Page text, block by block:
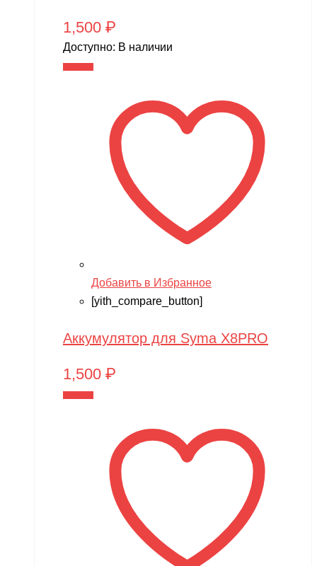
1,500 ₽
Доступно: В наличии
Добавить в Избранное
[yith_compare_button]
Аккумулятор для Syma X8PRO
1,500 ₽